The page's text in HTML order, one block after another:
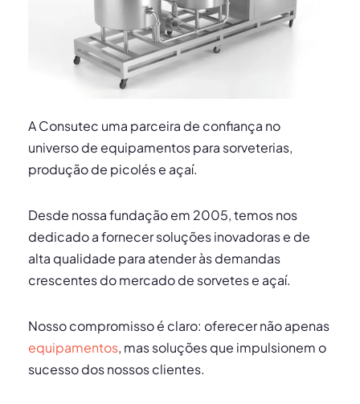
A Consutec uma parceira de confiança no
universo de equipamentos para sorveterias,
produção de picolés e açaí.
Desde nossa fundação em 2005, temos nos
dedicado a fornecer soluções inovadoras e de
alta qualidade para atender às demandas
crescentes do mercado de sorvetes e açaí.
Nosso compromisso é claro: oferecer não apenas
equipamentos, mas soluções que impulsionem o
sucesso dos nossos clientes.